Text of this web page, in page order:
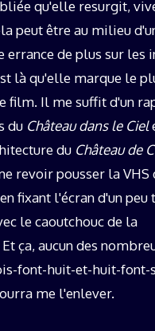
qu'elle resurgit,
peut être au milieu
errance de plus sur les
là qu'elle marque le
film. Il me suffit d'un
du Château dans le Ciel
du Château de
revoir pousser la VHS
fixant l'écran d'un peu
le caoutchouc de la
ça, aucun des
font-huit-et-huit-font-
me l'enlever.